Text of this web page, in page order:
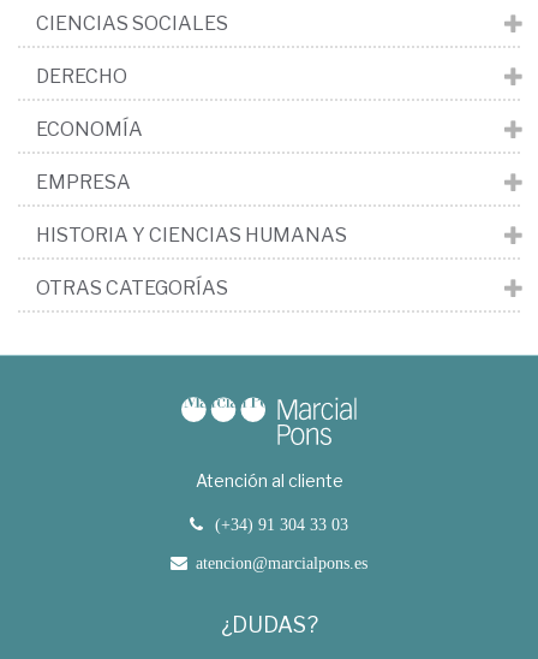
CIENCIAS SOCIALES
DERECHO
ECONOMÍA
EMPRESA
HISTORIA Y CIENCIAS HUMANAS
OTRAS CATEGORÍAS
Atención al cliente
(+34) 91 304 33 03
atencion@marcialpons.es
¿DUDAS?